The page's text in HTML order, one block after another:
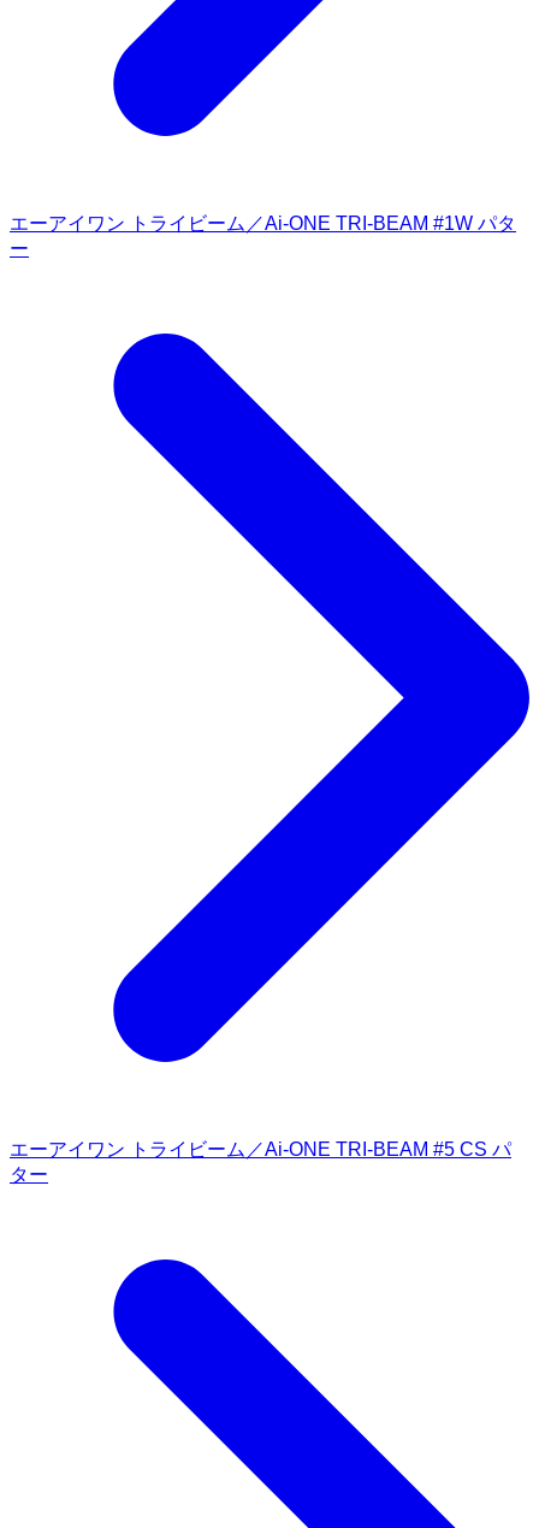
エーアイワン トライビーム／Ai-ONE TRI-BEAM #1W パタ
ー
エーアイワン トライビーム／Ai-ONE TRI-BEAM #5 CS パ
ター